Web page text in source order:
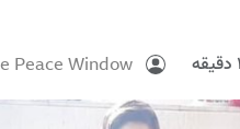
Peace Window